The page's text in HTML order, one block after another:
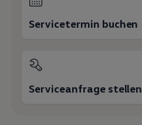
Servicetermin buchen
Serviceanfrage stellen